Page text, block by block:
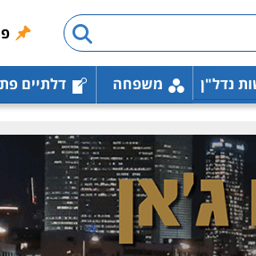
נדל"ן משפחה דלתיים